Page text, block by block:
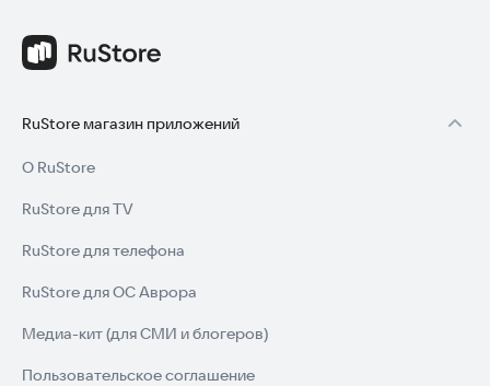
RuStore магазин приложений
О RuStore
RuStore для TV
RuStore для телефона
RuStore для ОС Аврора
Медиа-кит (для СМИ и блогеров)
Пользовательское соглашение